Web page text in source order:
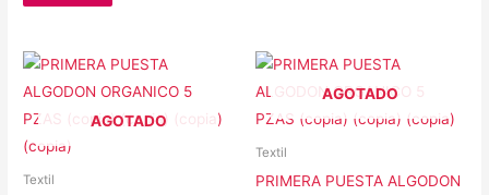
AGOTADO
Textil
AGOTADO
Textil
PRIMERA PUESTA ALGODON